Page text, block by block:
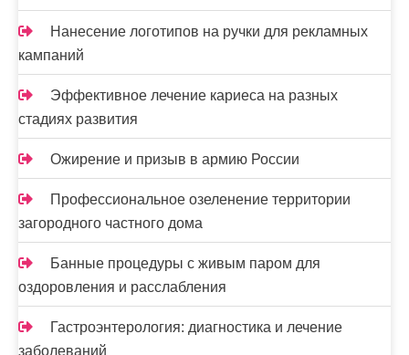
Нанесение логотипов на ручки для рекламных
кампаний
Эффективное лечение кариеса на разных
стадиях развития
Ожирение и призыв в армию России
Профессиональное озеленение территории
загородного частного дома
Банные процедуры с живым паром для
оздоровления и расслабления
Гастроэнтерология: диагностика и лечение
заболеваний